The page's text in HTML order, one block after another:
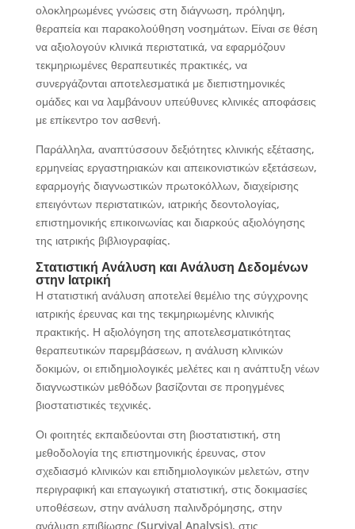
ολοκληρωμένες γνώσεις στη διάγνωση, πρόληψη,
θεραπεία και παρακολούθηση νοσημάτων. Είναι σε θέση
να αξιολογούν κλινικά περιστατικά, να εφαρμόζουν
τεκμηριωμένες θεραπευτικές πρακτικές, να
συνεργάζονται αποτελεσματικά με διεπιστημονικές
ομάδες και να λαμβάνουν υπεύθυνες κλινικές αποφάσεις
με επίκεντρο τον ασθενή.
Παράλληλα, αναπτύσσουν δεξιότητες κλινικής εξέτασης,
ερμηνείας εργαστηριακών και απεικονιστικών εξετάσεων,
εφαρμογής διαγνωστικών πρωτοκόλλων, διαχείρισης
επειγόντων περιστατικών, ιατρικής δεοντολογίας,
επιστημονικής επικοινωνίας και διαρκούς αξιολόγησης
της ιατρικής βιβλιογραφίας.
Στατιστική Ανάλυση και Ανάλυση Δεδομένων
στην Ιατρική
Η στατιστική ανάλυση αποτελεί θεμέλιο της σύγχρονης
ιατρικής έρευνας και της τεκμηριωμένης κλινικής
πρακτικής. Η αξιολόγηση της αποτελεσματικότητας
θεραπευτικών παρεμβάσεων, η ανάλυση κλινικών
δοκιμών, οι επιδημιολογικές μελέτες και η ανάπτυξη νέων
διαγνωστικών μεθόδων βασίζονται σε προηγμένες
βιοστατιστικές τεχνικές.
Οι φοιτητές εκπαιδεύονται στη βιοστατιστική, στη
μεθοδολογία της επιστημονικής έρευνας, στον
σχεδιασμό κλινικών και επιδημιολογικών μελετών, στην
περιγραφική και επαγωγική στατιστική, στις δοκιμασίες
υποθέσεων, στην ανάλυση παλινδρόμησης, στην
ανάλυση επιβίωσης (Survival Analysis), στις